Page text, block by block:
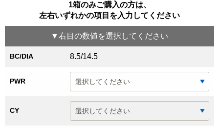
1箱のみご購入の方は、
左右いずれかの項目を入力してください
▼右目 の数値を選択してください
BC/DIA 8.5/14.5
PWR
CY